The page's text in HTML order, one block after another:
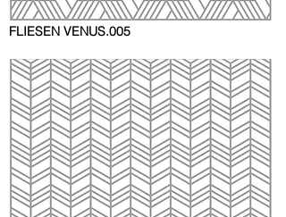
FLIESEN VENUS.005